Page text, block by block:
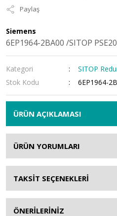
Paylaş
Siemens
6EP1964-2BA00 /SITOP
Kategori
SITOP
Stok Kodu
6EP1964-
ÜRÜN AÇIKLAMASI
ÜRÜN YORUMLARI
TAKSİT SEÇENEKLERİ
ÖNERİLERİNİZ